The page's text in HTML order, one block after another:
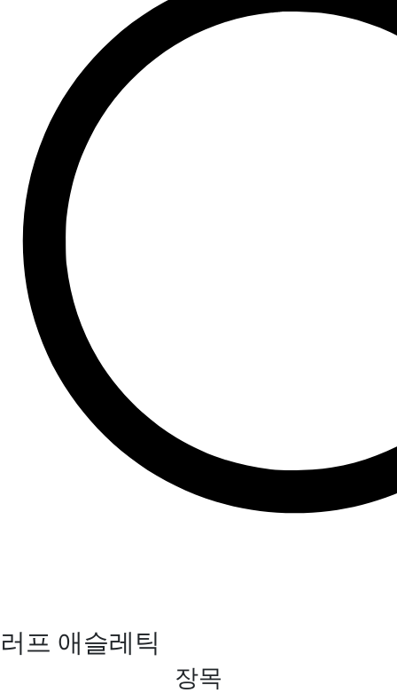
러프 애슬레틱
장목